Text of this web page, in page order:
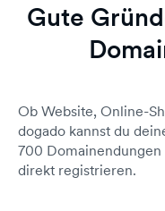
Gute
Ob Website, Online-
dogado kannst du
700 Domainendungen
direkt registrieren.